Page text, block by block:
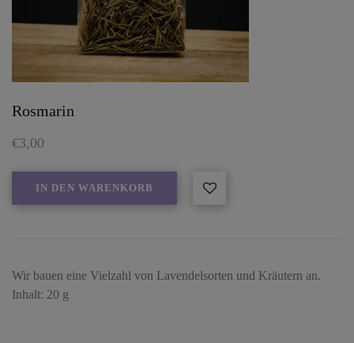
Rosmarin
€3,00
IN DEN WARENKORB
Wir bauen eine Vielzahl von Lavendelsorten und Kräutern an.
Inhalt: 20 g